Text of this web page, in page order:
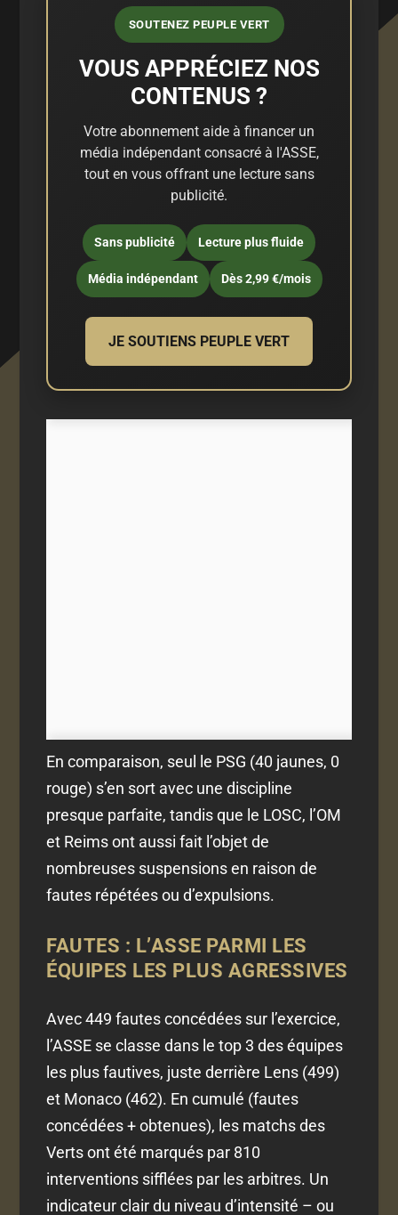
SOUTENEZ PEUPLE VERT
VOUS APPRÉCIEZ NOS
CONTENUS ?
Votre abonnement aide à financer un
média indépendant consacré à l'ASSE,
tout en vous offrant une lecture sans
publicité.
Sans publicité Lecture plus fluide
Média indépendant Dès 2,99 €/mois
JE SOUTIENS PEUPLE VERT
En comparaison, seul le PSG (40 jaunes, 0
rouge) s’en sort avec une discipline
presque parfaite, tandis que le LOSC, l’OM
et Reims ont aussi fait l’objet de
nombreuses suspensions en raison de
fautes répétées ou d’expulsions.
FAUTES : L’ASSE PARMI LES
ÉQUIPES LES PLUS AGRESSIVES
Avec 449 fautes concédées sur l’exercice,
l’ASSE se classe dans le top 3 des équipes
les plus fautives, juste derrière Lens (499)
et Monaco (462). En cumulé (fautes
concédées + obtenues), les matchs des
Verts ont été marqués par 810
interventions sifflées par les arbitres. Un
indicateur clair du niveau d’intensité – ou